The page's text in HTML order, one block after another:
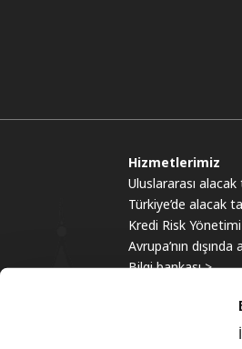
Hizmetlerimiz
Uluslararası
Türkiye’de alacak
Kredi Risk
Avrupa’nın
Bilgi bankası >